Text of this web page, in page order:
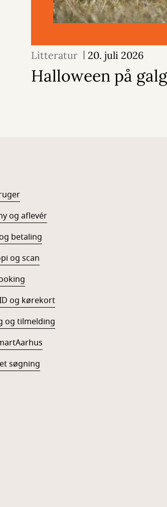
Litteratur 20. juli 2026
Halloween på
og aflevér
betaling
og scan
og kørekort
og tilmelding
søgning